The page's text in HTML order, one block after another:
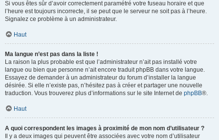
Si vous êtes sûr d’avoir correctement paramétré votre fuseau horaire et que
l’heure est toujours incorrecte, il se peut que le serveur ne soit pas à l’heure.
Signalez ce problème à un administrateur.
Haut
Ma langue n’est pas dans la liste !
La raison la plus probable est que l’administrateur n’ait pas installé votre
langue ou bien que personne n’ait encore traduit phpBB dans votre langue.
Essayez de demander à un administrateur du forum d’installer la langue
désirée. Si elle n’existe pas, n’hésitez pas à créer et partager une nouvelle
traduction. Vous trouverez plus d’informations sur le site Internet de phpBB®.
Haut
A quoi correspondent les images à proximité de mon nom d’utilisateur ?
Il y a deux images qui peuvent être associées avec votre nom d’utilisateur